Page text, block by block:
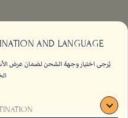
AND LANGUAGE
يُرجى اختيار وجهة الشحن لضمان عرض
اتصل بنا